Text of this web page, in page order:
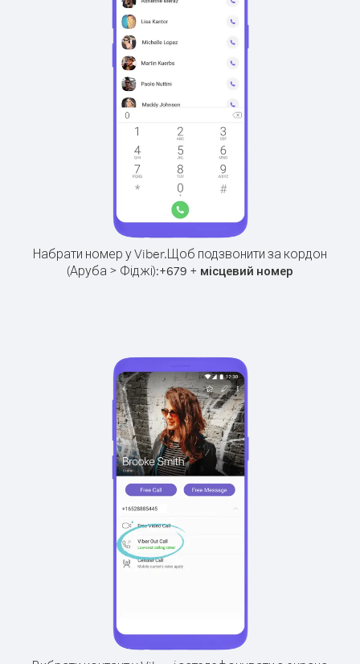
Набрати номер у Viber.Щоб подзвонити за кордон
(Аруба > Фіджі):+679 + місцевий номер